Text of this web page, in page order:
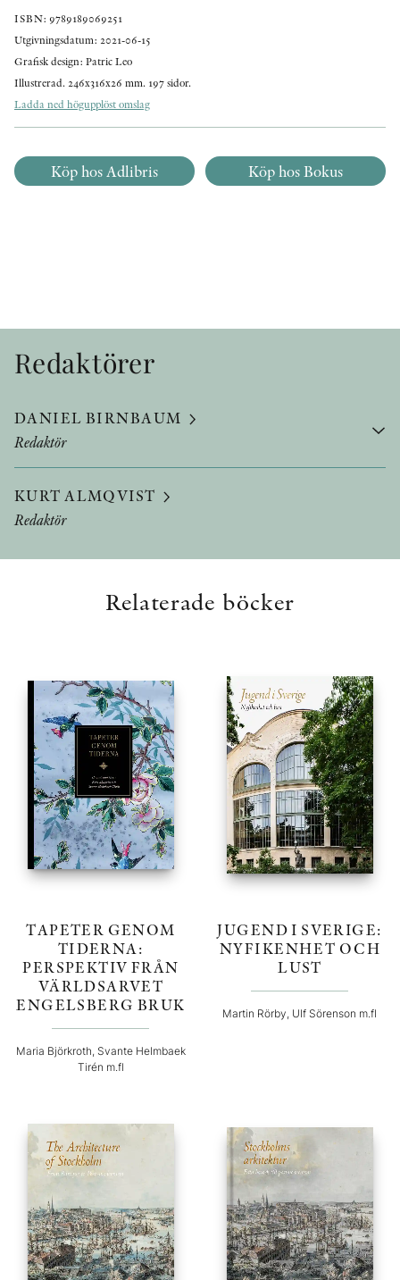
ISBN: 9789189069251
Utgivningsdatum: 2021-06-15
Grafisk design: Patric Leo
Illustrerad. 246x316x26 mm. 197 sidor.
Ladda ned högupplöst omslag
Köp hos Adlibris Köp hos Bokus
Redaktörer
DANIEL BIRNBAUM
Redaktör
KURT ALMQVIST
Redaktör
Relaterade böcker
TAPETER GENOM
TIDERNA:
PERSPEKTIV FRÅN
VÄRLDSARVET
ENGELSBERG BRUK
Maria Björkroth, Svante Helmbaek
Tirén m.fl
JUGEND I SVERIGE:
NYFIKENHET OCH
LUST
Martin Rörby, Ulf Sörenson m.fl